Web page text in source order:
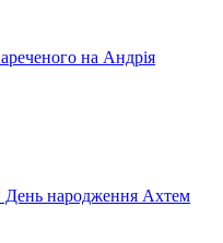
на Андрія
День народження Ахтем